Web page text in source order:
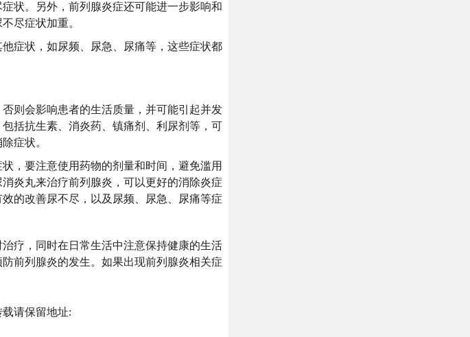
状。另外，前列腺炎症还可能进一步影响和
尽症状加重。
症状，如尿频、尿急、尿痛等，这些症状都
则会影响患者的生活质量，并可能引起并发
括抗生素、消炎药、镇痛剂、利尿剂等，可
症状。
，要注意使用药物的剂量和时间，避免滥用
炎丸来治疗前列腺炎，可以更好的消除炎症
的改善尿不尽，以及尿频、尿急、尿痛等症
疗，同时在日常生活中注意保持健康的生活
前列腺炎的发生。如果出现前列腺炎相关症
载请保留地址: